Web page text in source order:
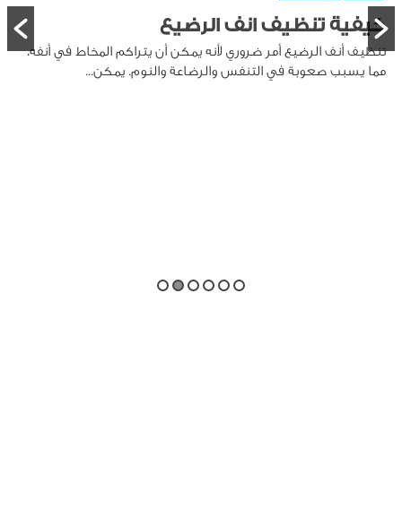
كيفية تنظيف انف الرضيع
تنظيف أنف الرضيع أمر ضروري لأنه يمكن أن يتراكم المخاط في أنفه،
مما يسبب صعوبة في التنفس والرضاعة والنوم. يمكن...